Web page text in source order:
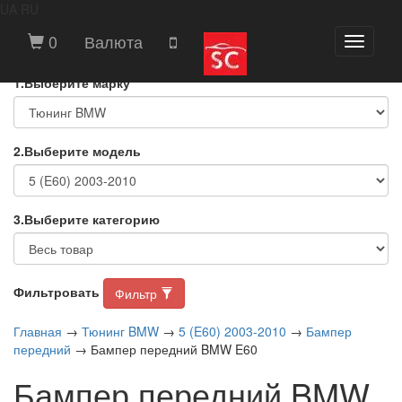
Toggle
0 Валюта
ВЫБЕРИТЕ МАРКУ И МОДЕЛЬ
АВТОМОБИЛЯ
1.Выберите марку
2.Выберите модель
3.Выберите категорию
Фильтровать Фильтр
Главная → Тюнинг BMW → 5 (E60) 2003-2010 → Бампер
передний → Бампер передний BMW E60